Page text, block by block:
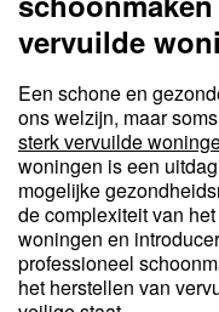
vervuilde
Een schone en
ons welzijn, maar
sterk vervuilde
woningen is een
mogelijke
de complexiteit van
woningen en
professioneel
het herstellen van